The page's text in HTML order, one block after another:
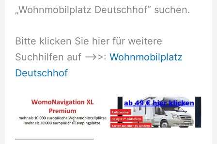
„Wohnmobilplatz Deutschhof“ suchen.
Bitte klicken Sie hier für weitere
Suchhilfen auf –>>: Wohnmobilplatz
Deutschhof